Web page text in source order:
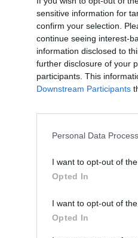
sensitive information for
confirm your selection.
continue seeing interest-
information disclosed to
further disclosure of your
participants. This
Downstream Participants
Personal Data
I want to opt-out of
Opted In
I want to opt-out of
Opted In
vse končne
123, 124, 136, a, b, c,
nujnih vzdrževalnih
čim krajši in bo trajal
da gre za predviden
okoliščin podaljša